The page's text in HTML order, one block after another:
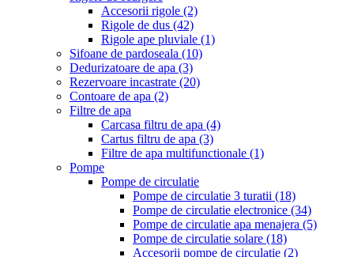
Accesorii rigole (2)
Rigole de dus (42)
Rigole ape pluviale (1)
Sifoane de pardoseala (10)
Dedurizatoare de apa (3)
Rezervoare incastrate (20)
Contoare de apa (2)
Filtre de apa
Carcasa filtru de apa (4)
Cartus filtru de apa (3)
Filtre de apa multifunctionale (1)
Pompe
Pompe de circulatie
Pompe de circulatie 3 turatii (18)
Pompe de circulatie electronice (34)
Pompe de circulatie apa menajera (5)
Pompe de circulatie solare (18)
Accesorii pompe de circulatie (2)